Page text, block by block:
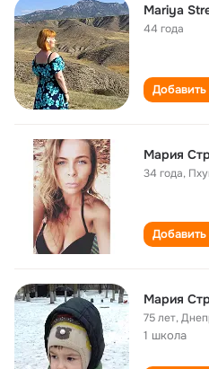
Mariya
44 года
Мария
34 года,
Мария
75 лет,
1 школа